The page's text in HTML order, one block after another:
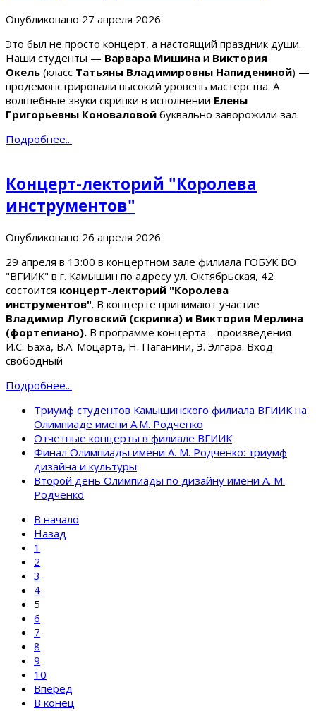
Опубликовано 27 апреля 2026
Это был не просто концерт, а настоящий праздник души.
Наши студенты — Варвара Мишина и Виктория
Окель (класс Татьяны Владимировны Напидениной) —
продемонстрировали высокий уровень мастерства. А
волшебные звуки скрипки в исполнении Елены
Григорьевны Коноваловой буквально заворожили зал.
Подробнее...
Концерт-лекторий "Королева
инструментов"
Опубликовано 26 апреля 2026
29 апреля в 13:00 в концертном зале филиала ГОБУК ВО
"ВГИИК" в г. Камышин по адресу ул. Октябрьская, 42
состоится концерт-лекторий "Королева
инструментов". В концерте принимают участие
Владимир Луговский (скрипка) и Виктория Мерлина
(фортепиано). В программе концерта – произведения
И.С. Баха, В.А. Моцарта, Н. Паганини, Э. Элгара. Вход
свободный
Подробнее...
Триумф студентов Камышинского филиала ВГИИК на
Олимпиаде имени А.М. Родченко
Отчетные концерты в филиале ВГИИК
Финал Олимпиады имени А. М. Родченко: триумф
дизайна и культуры
Второй день Олимпиады по дизайну имени А. М.
Родченко
В начало
Назад
1
2
3
4
5
6
7
8
9
10
Вперёд
В конец